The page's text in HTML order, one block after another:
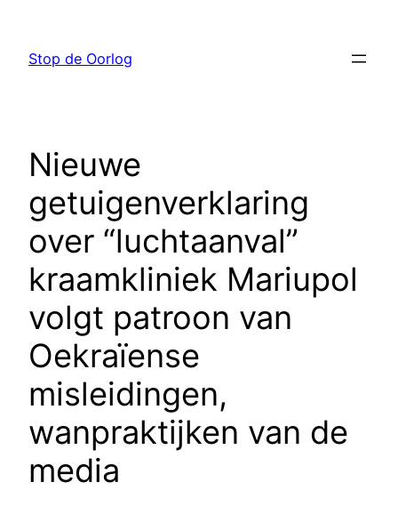
Stop de Oorlog
Nieuwe
getuigenverklaring
over “luchtaanval”
kraamkliniek Mariupol
volgt patroon van
Oekraïense
misleidingen,
wanpraktijken van de
media